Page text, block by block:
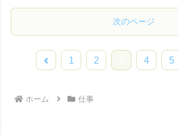
次のページ
前
1 2 4 5
ホーム 仕事